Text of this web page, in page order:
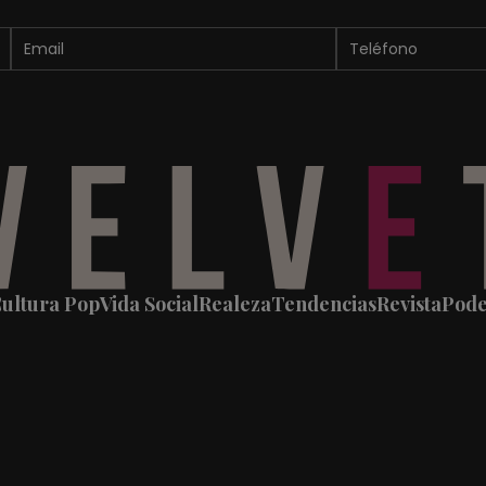
PopVida SocialRealezaTendenciasRevista